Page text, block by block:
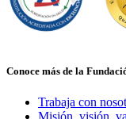
Conoce más de la
Trabaja con